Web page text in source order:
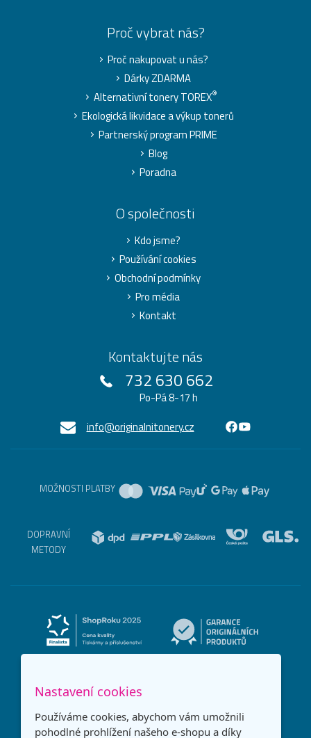
Proč vybrat nás?
Proč nakupovat u nás?
Dárky ZDARMA
Alternativní tonery TOREX®
Ekologická likvidace a výkup tonerů
Partnerský program PRIME
Blog
Poradna
O společnosti
Kdo jsme?
Používání cookies
Obchodní podmínky
Pro média
Kontakt
Kontaktujte nás
732 630 662
Po-Pá 8-17 h
info@originalnitonery.cz
MOŽNOSTI PLATBY
DOPRAVNÍ
METODY
Nastavení cookies
Používáme cookies, abychom vám umožnili
pohodlné prohlížení našeho e-shopu a díky